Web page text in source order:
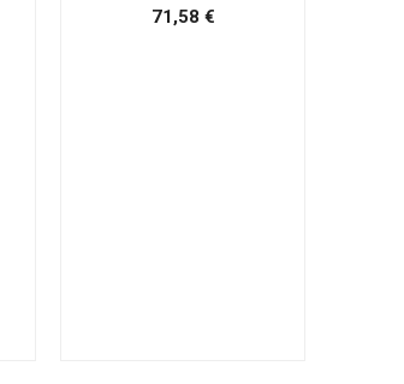
71,58 €Precio